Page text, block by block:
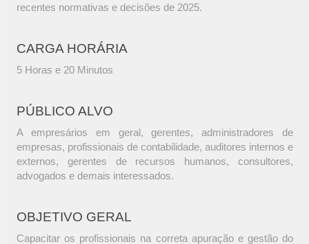
recentes normativas e decisões de 2025.
CARGA HORÁRIA
5 Horas e 20 Minutos
PÚBLICO ALVO
A empresários em geral, gerentes, administradores de
empresas, profissionais de contabilidade, auditores internos e
externos, gerentes de recursos humanos, consultores,
advogados e demais interessados.
OBJETIVO GERAL
Capacitar os profissionais na correta apuração e gestão do